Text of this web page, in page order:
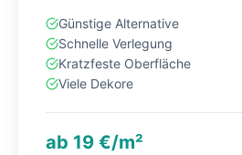
Günstige Alternative
Schnelle Verlegung
Kratzfeste Oberfläche
Viele Dekore
ab 19 €/m²